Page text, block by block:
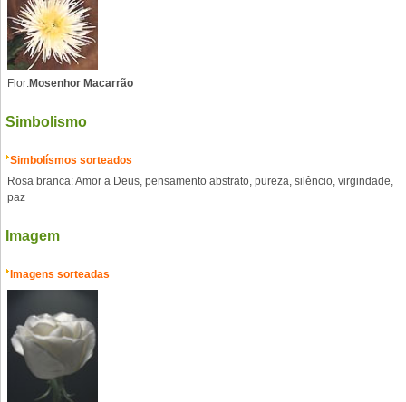
Flor:Mosenhor Macarrão
Simbolismo
Simbolísmos sorteados
Rosa branca: Amor a Deus, pensamento abstrato, pureza, silêncio, virgindade,
paz
Imagem
Imagens sorteadas